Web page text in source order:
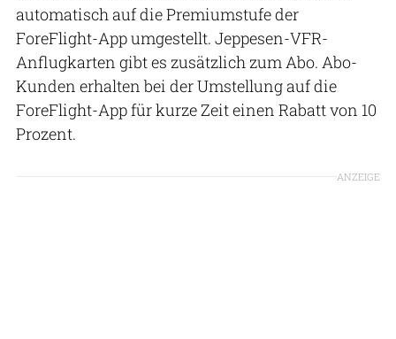
automatisch auf die Premiumstufe der
ForeFlight-App umgestellt. Jeppesen-VFR-
Anflugkarten gibt es zusätzlich zum Abo. Abo-
Kunden erhalten bei der Umstellung auf die
ForeFlight-App für kurze Zeit einen Rabatt von 10
Prozent.
ANZEIGE